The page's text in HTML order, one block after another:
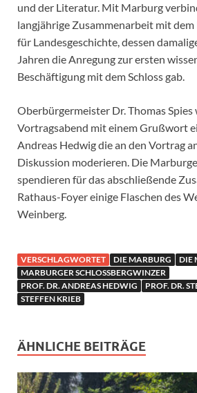
und der Literatur. Mit Marburg
langjährige Zusammenarbeit mit
für Landesgeschichte, dessen
Jahren die Anregung zur ersten
Beschäftigung mit dem Schloss gab.
Oberbürgermeister Dr. Thomas Spies
Vortragsabend mit einem Grußwort
Andreas Hedwig die an den Vortrag
Diskussion moderieren. Die
spendieren für das abschließende
Rathaus-Foyer einige Flaschen des
Weinberg.
VERSCHLAGWORTET DIE MARBURG
DIE
MARBURGER SCHLOSSBERGWINZER
PROF. DR. ANDREAS HEDWIG
PROF. DR.
STEFFEN KRIEB
ÄHNLICHE BEITRÄGE